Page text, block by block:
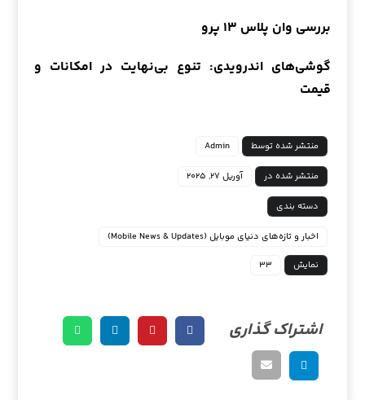
بررسی وان پلاس ۱۳ پرو
گوشی‌های اندرویدی: تنوع بی‌نهایت در امکانات و
قیمت
منتشر شده توسط Admin
منتشر شده در آوریل ۲۷, ۲۰۲۵
دسته بندی
اخبار و تازه‌های دنیای موبایل (Mobile News & Updates)
نمایش ۳۳